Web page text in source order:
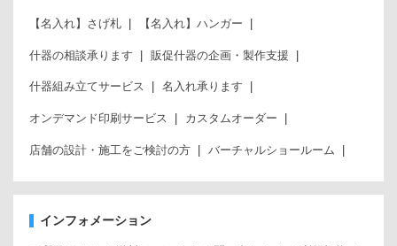
【名入れ】さげ札 【名入れ】ハンガー
什器の相談承ります 販促什器の企画・製作支援
什器組み立てサービス 名入れ承ります
オンデマンド印刷サービス カスタムオーダー
店舗の設計・施工をご検討の方 バーチャルショールーム
インフォメーション